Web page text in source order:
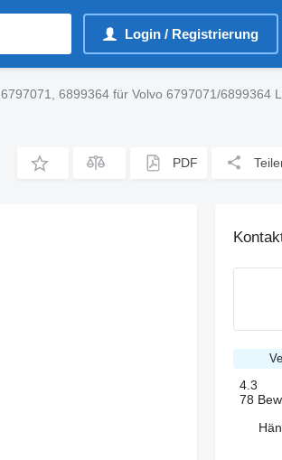
Login / Registrierung
6899364 für Volvo 6797071/6899364
PDF
4.3
78